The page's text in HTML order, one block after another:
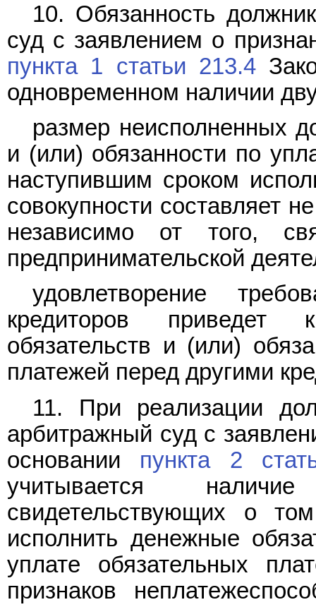
10. Обязанность
суд с заявлением о
пункта 1 статьи 213.4
одновременном наличии
размер неисполненных
и (или) обязанности по
наступившим сроком
совокупности составляет
независимо от того,
предпринимательской
удовлетворение
кредиторов приведет
обязательств и (или)
платежей перед другими
11. При реализации
арбитражный суд с
основании пункта 2
учитывается
свидетельствующих о
исполнить денежные
уплате обязательных
признаков